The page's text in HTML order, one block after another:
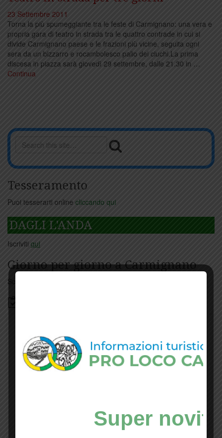
23 Settembre 2011
Torna la più spumeggiante tra le feste di Carmignano: una vera e
propria gara di teatro in strada tra le quattro contrade in cui si
divide Carmignano paese e le frazioni più vicine, seguita ogni
sera da un bizzarro e rocambolesco palio dei ciuchi.La prima
discesa in piazza sarà giovedì 29 settembre, dalle 21.30 in …
Continua
Tesseramento
Puoi tesserarti online cliccando qui
DAGLI L'ANDA
Iscriviti qui
Giorno per giorno a Carmignano
Scopri tutti gli eventi
Super